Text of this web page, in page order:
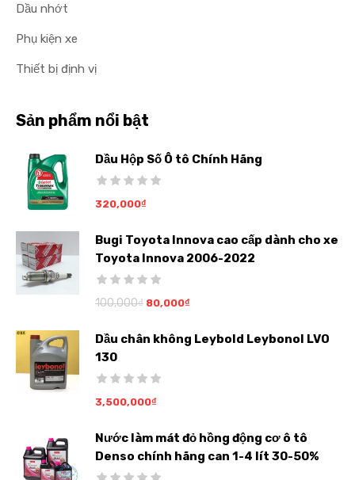
Dầu nhớt
Phụ kiện xe
Thiết bị định vị
Sản phẩm nổi bật
Dầu Hộp Số Ô tô Chính Hãng
320,000₫
Bugi Toyota Innova cao cấp dành cho xe
Toyota Innova 2006-2022
100,000₫ 80,000₫
Dầu chân không Leybold Leybonol LVO
130
3,500,000₫
Nước làm mát đỏ hồng động cơ ô tô
Denso chính hãng can 1-4 lít 30-50%